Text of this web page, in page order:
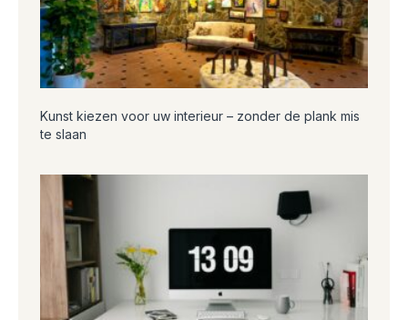
Kunst kiezen voor uw interieur – zonder de plank mis
te slaan